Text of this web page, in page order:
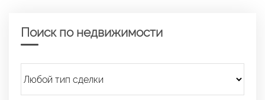
Поиск по недвижимости